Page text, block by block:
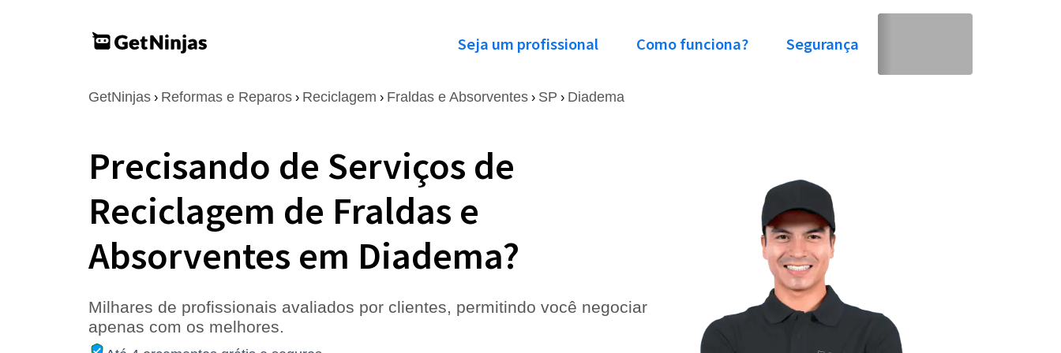
Seja um profissional Como funciona? Segurança
GetNinjas › Reformas e Reparos › Reciclagem › Fraldas e Absorventes › SP › Diadema
Precisando de Serviços de
Reciclagem de Fraldas e
Absorventes em Diadema?
Milhares de profissionais avaliados por clientes, permitindo você negociar
apenas com os melhores.